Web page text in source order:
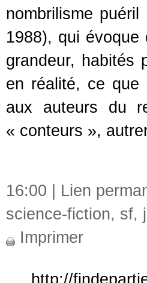
nombrilisme
1988), qui évoque
grandeur, habités
en réalité, ce que
aux auteurs du
« conteurs »,
16:00 | Lien
science-fiction, sf,
Imprimer
http://